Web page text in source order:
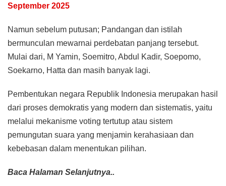
September 2025
Namun sebelum putusan; Pandangan dan istilah
bermunculan mewarnai perdebatan panjang tersebut.
Mulai dari, M Yamin, Soemitro, Abdul Kadir, Soepomo,
Soekarno, Hatta dan masih banyak lagi.
Pembentukan negara Republik Indonesia merupakan hasil
dari proses demokratis yang modern dan sistematis, yaitu
melalui mekanisme voting tertutup atau sistem
pemungutan suara yang menjamin kerahasiaan dan
kebebasan dalam menentukan pilihan.
Baca Halaman Selanjutnya..